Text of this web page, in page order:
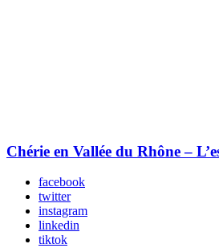
Chérie en Vallée du Rhône –
facebook
twitter
instagram
linkedin
tiktok